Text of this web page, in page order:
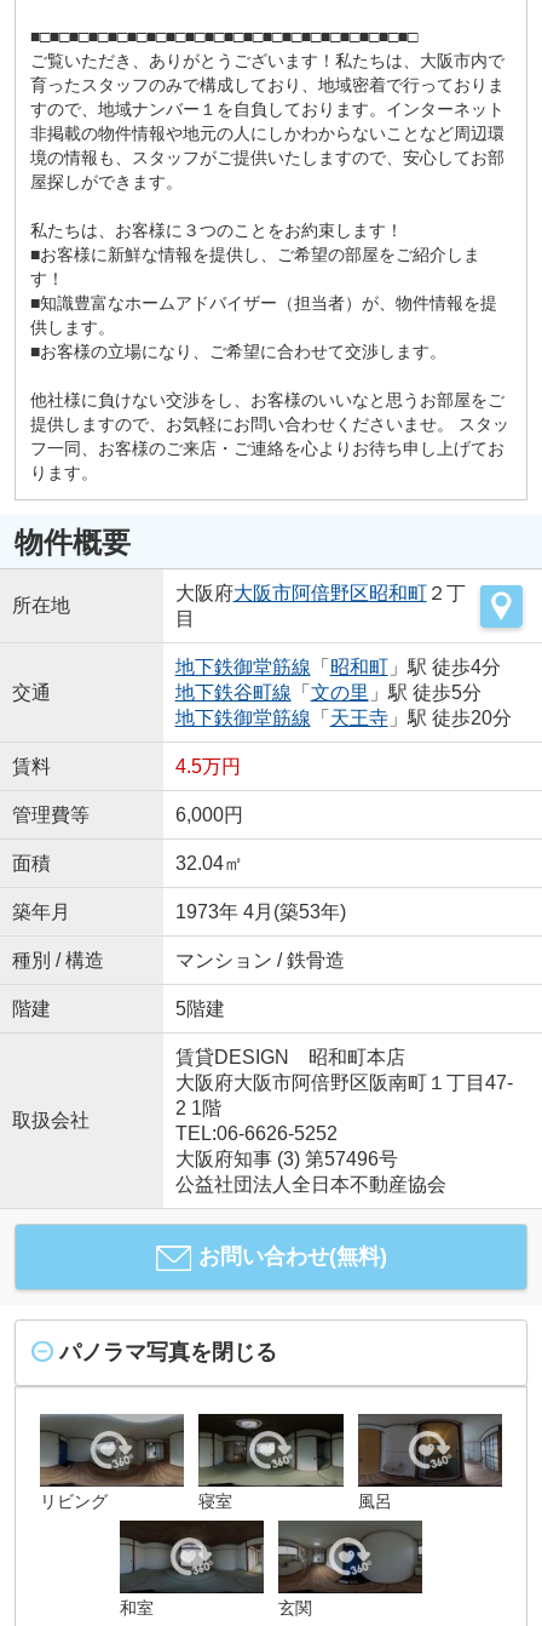
■□■□■□■□■□■□■□■□■□■□■□■□■□■□■□■□■□■□■□■□
ご覧いただき、ありがとうございます！私たちは、大阪市内で
育ったスタッフのみで構成しており、地域密着で行っておりま
すので、地域ナンバー１を自負しております。インターネット
非掲載の物件情報や地元の人にしかわからないことなど周辺環
境の情報も、スタッフがご提供いたしますので、安心してお部
屋探しができます。
私たちは、お客様に３つのことをお約束します！
■お客様に新鮮な情報を提供し、ご希望の部屋をご紹介しま
す！
■知識豊富なホームアドバイザー（担当者）が、物件情報を提
供します。
■お客様の立場になり、ご希望に合わせて交渉します。
他社様に負けない交渉をし、お客様のいいなと思うお部屋をご
提供しますので、お気軽にお問い合わせくださいませ。 スタッ
フ一同、お客様のご来店・ご連絡を心よりお待ち申し上げてお
ります。
物件概要
所在地
大阪府大阪市阿倍野区昭和町２丁
目
交通
地下鉄御堂筋線 「 昭和町」駅 徒歩4分
地下鉄谷町線 「 文の里 」駅 徒歩5分
地下鉄御堂筋線 「 天王寺」駅 徒歩20分
賃料 4.5万円
管理費等 6,000円
面積 32.04㎡
築年月 1973年 4月(築53年)
種別 / 構造 マンション / 鉄骨造
階建 5階建
取扱会社
賃貸DESIGN 昭和町本店
大阪府大阪市阿倍野区阪南町１丁目47-
2 1階
TEL:06-6626-5252
大阪府知事 (3) 第57496号
公益社団法人全日本不動産協会
お問い合わせ(無料)
パノラマ写真を閉じる
リビング 寝室 風呂
和室 玄関